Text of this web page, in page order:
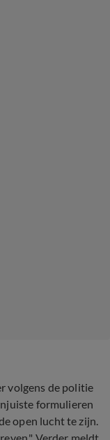
volgens de politie
formulieren
open lucht te zijn.